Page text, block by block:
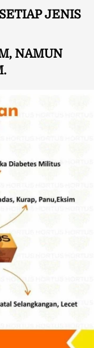
JENIS
NAMUN